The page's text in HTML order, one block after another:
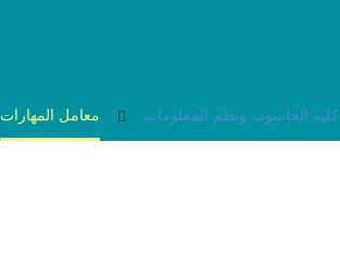
كلية الحاسوب ونظم المعلومات معامل المهارات